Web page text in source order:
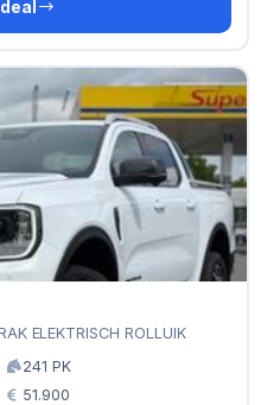
ELEKTRISCH ROLLUIK
241 PK
51.900